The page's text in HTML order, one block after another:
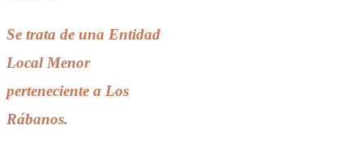
Se trata de una Entidad
Local Menor
perteneciente a Los
Rábanos.